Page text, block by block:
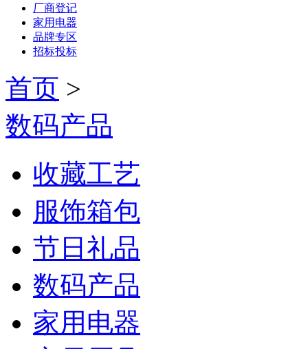
厂商登记
家用电器
品牌专区
招标投标
首页 >
数码产品
收藏工艺
服饰箱包
节日礼品
数码产品
家用电器